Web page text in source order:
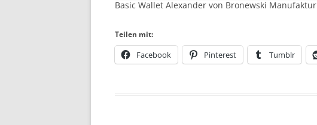
Basic Wallet Alexander von Bronewski Manufaktur
Teilen mit:
Facebook Pinterest Tumblr